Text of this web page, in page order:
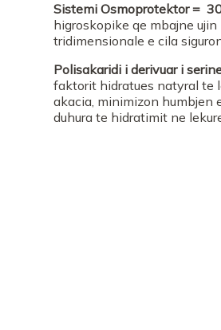
Sistemi Osmoprotektor =
higroskopike qe mbajne
tridimensionale e cila
Polisakaridi i derivuar i
faktorit hidratues natyral te
akacia, minimizon humbjen
duhura te hidratimit ne